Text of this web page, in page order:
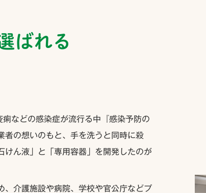
ばれる
などの感染症が流行る中『感染予防の
者の想いのもと、手を洗うと同時に殺
けん液」と「専用容器」を開発したのが
、介護施設や病院、学校や官公庁などプ